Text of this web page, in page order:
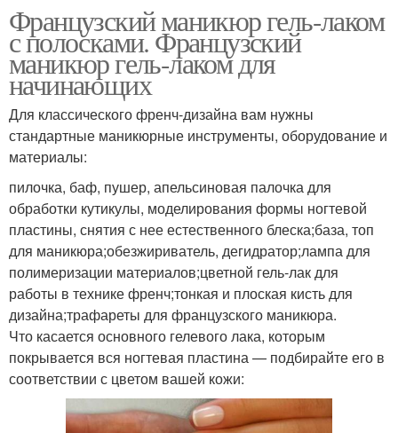
Французский маникюр гель-лаком
с полосками. Французский
маникюр гель-лаком для
начинающих
Для классического френч-дизайна вам нужны
стандартные маникюрные инструменты, оборудование и
материалы:
пилочка, баф, пушер, апельсиновая палочка для
обработки кутикулы, моделирования формы ногтевой
пластины, снятия с нее естественного блеска;база, топ
для маникюра;обезжириватель, дегидратор;лампа для
полимеризации материалов;цветной гель-лак для
работы в технике френч;тонкая и плоская кисть для
дизайна;трафареты для французского маникюра.
Что касается основного гелевого лака, которым
покрывается вся ногтевая пластина — подбирайте его в
соответствии с цветом вашей кожи: